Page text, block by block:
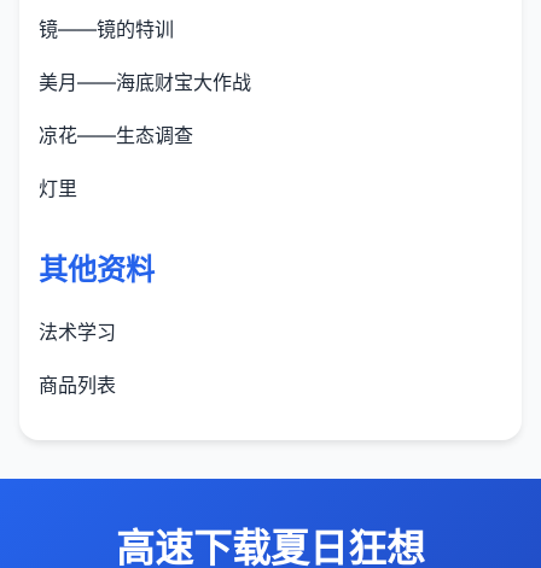
镜——镜的特训
美月——海底财宝大作战
凉花——生态调查
灯里
其他资料
法术学习
商品列表
高速下载夏日狂想